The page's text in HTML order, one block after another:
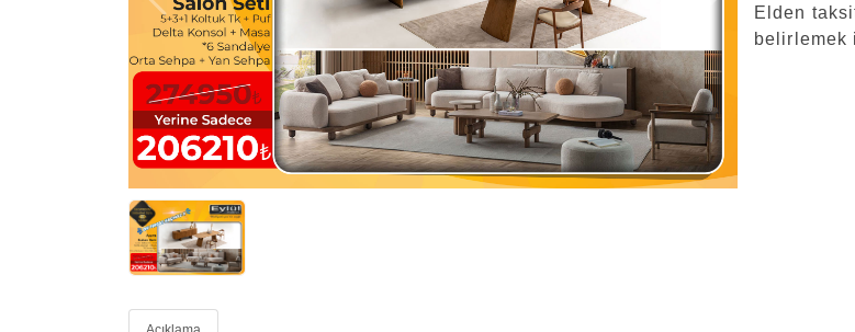
Elden
belirlemek